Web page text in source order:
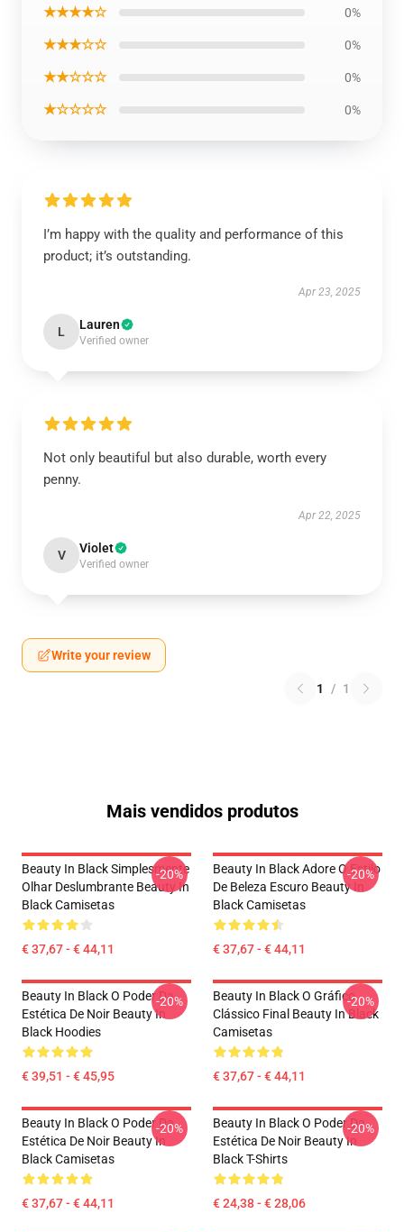
★★★★☆ 0%
★★★☆☆ 0%
★★☆☆☆ 0%
★☆☆☆☆ 0%
I’m happy with the quality and performance of this
product; it’s outstanding.
Apr 23, 2025
L Lauren
Verified owner
Not only beautiful but also durable, worth every
penny.
Apr 22, 2025
V Violet
Verified owner
Write your review
1 / 1
Mais vendidos produtos
Beauty In Black Simplesmente
Olhar Deslumbrante Beauty In
Black Camisetas
€ 37,67 - € 44,11
-20%
Beauty In Black Adore O Estilo
De Beleza Escuro Beauty In
Black Camisetas
€ 37,67 - € 44,11
-20%
Beauty In Black O Poder Da
Estética De Noir Beauty In
Black Hoodies
€ 39,51 - € 45,95
-20%
Beauty In Black O Gráfico
Clássico Final Beauty In Black
Camisetas
€ 37,67 - € 44,11
-20%
Beauty In Black O Poder Da
Estética De Noir Beauty In
Black Camisetas
€ 37,67 - € 44,11
-20%
Beauty In Black O Poder Da
Estética De Noir Beauty In
Black T-Shirts
€ 24,38 - € 28,06
-20%